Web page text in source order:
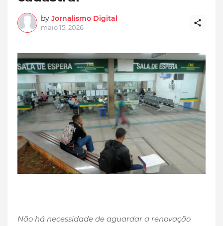
by Jornalismo Digital
maio 15, 2026
Não há necessidade de aguardar a renovação